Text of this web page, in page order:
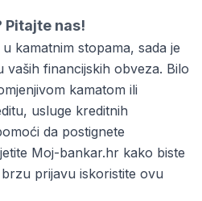
Pitajte nas!
kamatnim stopama, sada je
vaših financijskih obveza. Bilo
kamatom ili
usluge kreditnih
da postignete
Moj-bankar.hr kako biste
prijavu iskoristite ovu